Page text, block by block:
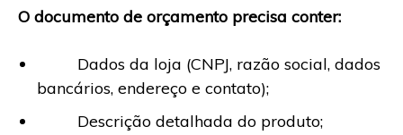
O documento de orçamento precisa conter:
Dados da loja (CNPJ, razão social, dados
bancários, endereço e contato);
Descrição detalhada do produto;